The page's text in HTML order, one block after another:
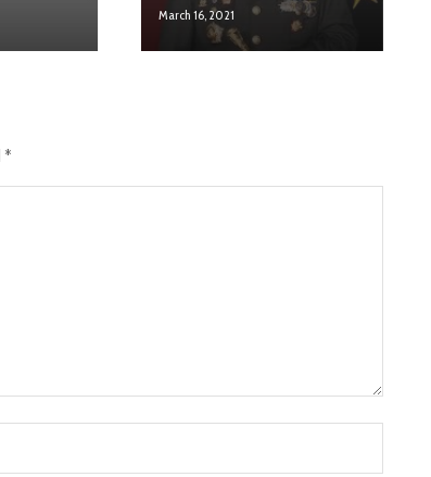
March 16, 2021
*